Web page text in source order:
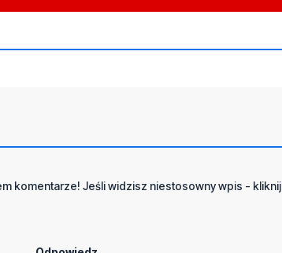
komentarze! Jeśli widzisz niestosowny wpis - kliknij